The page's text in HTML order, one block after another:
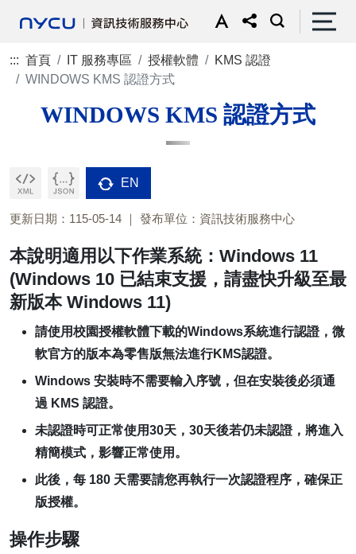
::: 首頁 IT 服務專區 授權軟體
KMS 認證
WINDOWS KMS 認證方式
WINDOWS KMS 認證方式
EN
更新日期：115-05-14 發布單位：資訊技術服務中心
本說明適用以下作業系統：Windows 11
(Windows 10 已結束支援，請盡快升級至最
新版本 Windows 11)
請使用校園授權軟體下載的Windows系統進行認證，微
軟官方的版本為零售版無法進行KMS認證。
Windows 安裝時不需要輸入序號，但在安裝後必須通
過 KMS 認證。
未認證時可正常使用30天，30天後若仍未認證，將進入
精簡模式，影響正常使用。
此後，每 180 天需要請您再執行一次認證程序，確保正
版授權。
操作步驟